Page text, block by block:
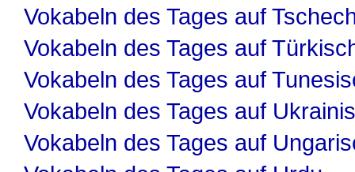
Vokabeln des Tages auf
Vokabeln des Tages auf
Vokabeln des Tages auf
Vokabeln des Tages auf
Vokabeln des Tages auf